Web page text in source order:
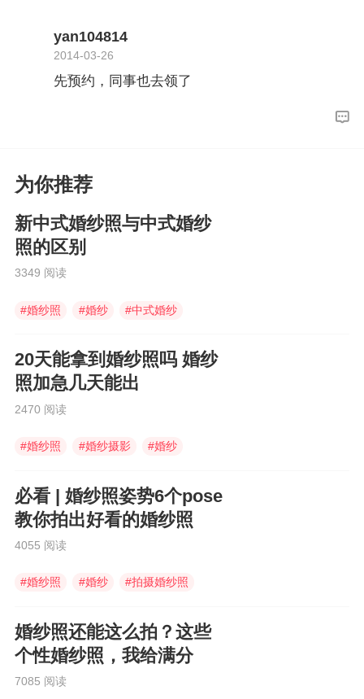
yan104814
2014-03-26
先预约，同事也去领了
为你推荐
新中式婚纱照与中式婚纱
照的区别
3349 阅读
#婚纱照 #婚纱 #中式婚纱
20天能拿到婚纱照吗 婚纱
照加急几天能出
2470 阅读
#婚纱照 #婚纱摄影 #婚纱
必看 | 婚纱照姿势6个pose
教你拍出好看的婚纱照
4055 阅读
#婚纱照 #婚纱 #拍摄婚纱照
婚纱照还能这么拍？这些
个性婚纱照，我给满分
7085 阅读